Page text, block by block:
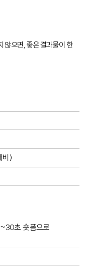
않으면, 좋은 결과물이 한
비)
초 숏폼으로